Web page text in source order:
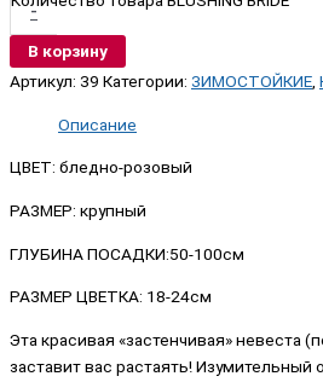
-
В корзину
Артикул: 39 Категории: ЗИМОСТОЙКИЕ
Описание
ЦВЕТ: бледно-розовый
РАЗМЕР: крупный
ГЛУБИНА ПОСАДКИ:50-100см
РАЗМЕР ЦВЕТКА: 18-24см
Эта красивая «застенчивая» невеста
заставит вас растаять! Изумительный